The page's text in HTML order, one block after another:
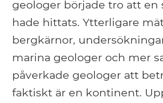
geologer började tro att
hade hittats. Ytterligare
bergkärnor,
marina geologer och mer
påverkade geologer att
faktiskt är en kontinent.